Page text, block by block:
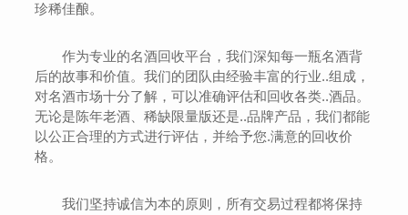
珍稀佳酿。
作为专业的名酒回收平台，我们深知每一瓶名酒背
后的故事和价值。我们的团队由经验丰富的行业..组成，
对名酒市场十分了解，可以准确评估和回收各类..酒品。
无论是陈年老酒、稀缺限量版还是..品牌产品，我们都能
以公正合理的方式进行评估，并给予您.满意的回收价
格。
我们坚持诚信为本的原则，所有交易过程都将保持